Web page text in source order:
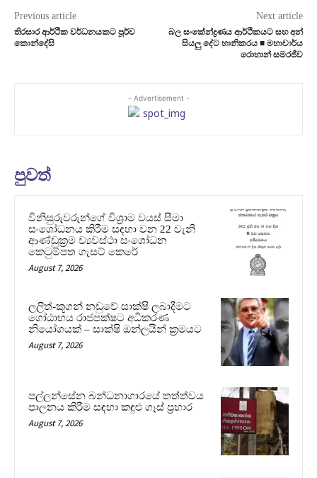
Previous article
තිරසාර ආර්ථික වර්ධනයකට පූර්ව
කොන්දේසි
Next article
බල සංකේන්ද්‍රණය ආර්ථිකයට සහ අන්
සියලු දේට හානිකරය ■ මහාචාර්ය
රොහාන් සමරජීව
- Advertisement -
පුවත්
විනිසුරුවරුන්ගේ විශ්‍රාම වයස් සීමා
සංශෝධනය කිරීම සඳහා වන 22 වැනි
ආණ්ඩුක්‍රම ව්‍යවස්ථා සංශෝධන
කෙටුම්පත ගැසට් කෙරේ
August 7, 2026
ලලිත්-කූගන් නඩුවේ සාක්ෂි ලබාදීමට
ගෝඨාභය රාජපක්ෂට අධිකරණ
නියෝගයක් – සාක්ෂි ඔන්ලයින් ක්‍රමයට
August 7, 2026
පල්ලන්සේන බන්ධනාගාරයේ තත්ත්වය
පාලනය කිරීම සඳහා කඳුළු ගෑස් ප්‍රහාර
August 7, 2026